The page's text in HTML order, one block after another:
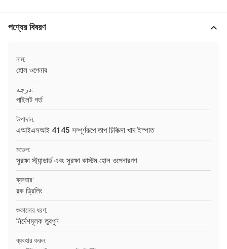
পণ্যের বিবরণ
নাম:
হোল ওপেনার
درجه:
পাইলট গর্ত
উপাদান:
এআইএসআই 4145 সম্পূর্ণরূপে তাপ চিকিত্সা খাদ ইস্পাত
মডেল:
সুরক্ষা স্ট্যান্ডার্ড এবং সুরক্ষা কাস্টম হোল ওপেনারগণ
ব্যবহার:
রক ড্রিলিং
শুকানোর ধরণ:
নির্দেশমূলক তুরপুন
ব্যবহার করুন: